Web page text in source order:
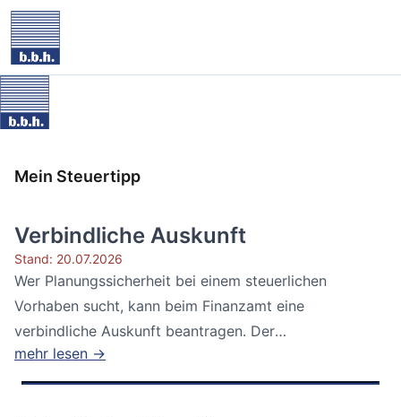
Mein Steuertipp
Verbindliche Auskunft
Stand: 20.07.2026
Wer Planungssicherheit bei einem steuerlichen
Vorhaben sucht, kann beim Finanzamt eine
verbindliche Auskunft beantragen. Der
Bundesfinanzhof...
mehr lesen →